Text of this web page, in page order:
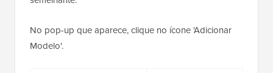
No pop-up que aparece, clique no ícone 'Adicionar
Modelo'.